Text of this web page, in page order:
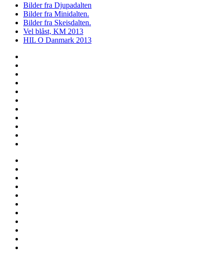
Bilder fra Djupadalten
Bilder fra Minidalten.
Bilder fra Skeisdalten.
Vel blåst, KM 2013
HIL O Danmark 2013